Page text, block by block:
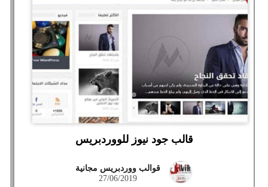
قالب جود نيوز للووردبريس
قوالب ووردبريس مجانية
27/06/2019